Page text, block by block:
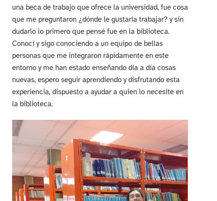
una beca de trabajo que ofrece la universidad, fue cosa
que me preguntaron ¿dónde le gustaría trabajar? y sin
dudarlo lo primero que pensé fue en la biblioteca.
Conocí y sigo conociendo a un equipo de bellas
personas que me integraron rápidamente en este
entorno y me han estado enseñando día a día cosas
nuevas, espero seguir aprendiendo y disfrutando esta
experiencia, dispuesto a ayudar a quien lo necesite en
la biblioteca.